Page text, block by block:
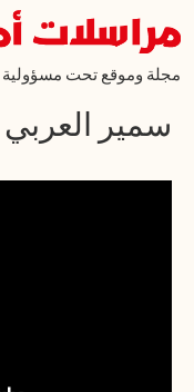
تجاوز إلى المحتوى الرئيسي
مجلة وموقع تحت مسؤولية
سمير العربي